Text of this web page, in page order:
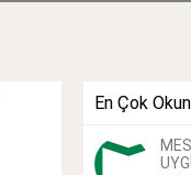
En Çok